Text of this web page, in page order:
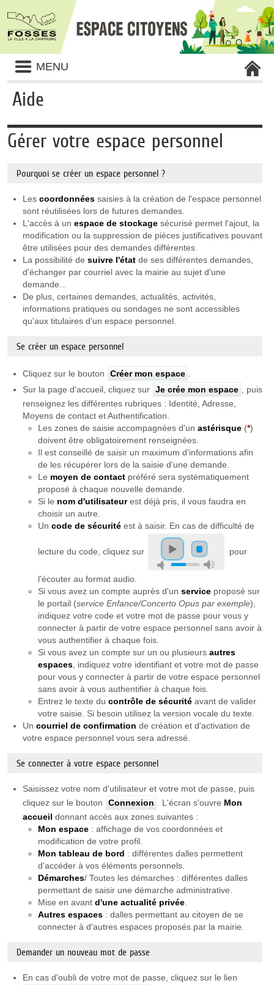
Liste
des
avertissements
MENU
Aide
Gérer votre espace personnel
Pourquoi se créer un espace personnel ?
Les coordonnéessaisies à la création de l'espace personnel
sont réutilisées lors de futures demandes.
L'accès à un espace de stockagesécurisé permet l'ajout, la
modification ou la suppression de pièces justificatives pouvant
être utilisées pour des demandes différentes.
La possibilité de suivre l'étatde ses différentes demandes,
d'échanger par courriel avec la mairie au sujet d'une
demande...
De plus, certaines demandes, actualités, activités,
informations pratiques ou sondages ne sont accessibles
qu'aux titulaires d'un espace personnel.
Se créer un espace personnel
Cliquez sur le bouton Créer mon espace
Sur la page d'accueil, cliquez sur Je crée mon espace
, puis
renseignez les différentes rubriques : Identité, Adresse,
Moyens de contact et Authentification.
Les zones de saisie accompagnées d'un astérisque(*)
doivent être obligatoirement renseignées.
Il est conseillé de saisir un maximum d'informations afin
de les récupérer lors de la saisie d'une demande.
Le moyen de contactpréféré sera systématiquement
proposé à chaque nouvelle demande.
Si le nom d'utilisateurest déjà pris, il vous faudra en
choisir un autre.
Un code de sécurité est à saisir. En cas de difficulté de
lecture du code, cliquez sur pour
l'écouter au format audio.
Si vous avez un compte auprès d'un serviceproposé sur
le portail (service Enfance/Concerto Opus par exemple),
indiquez votre code et votre mot de passe pour vous y
connecter à partir de votre espace personnel sans avoir à
vous authentifier à chaque fois.
Si vous avez un compte sur un ou plusieurs autres
espaces, indiquez votre identifiant et votre mot de passe
pour vous y connecter à partir de votre espace personnel
sans avoir à vous authentifier à chaque fois.
Entrez le texte du contrôle de sécuritéavant de valider
votre saisie. Si besoin utilisez la version vocale du texte.
Un courriel de confirmation de création et d'activation de
votre espace personnel vous sera adressé.
Se connecter à votre espace personnel
Saisissez votre nom d'utilisateur et votre mot de passe, puis
cliquez sur le bouton
Connexion . L'écran s'ouvre Mon
accueil donnant accès aux zones suivantes :
Mon espace: affichage de vos coordonnées et
modification de votre profil.
Mon tableau de bord : différentes dalles permettent
d'accéder à vos éléments personnels.
Démarches/ Toutes les démarches : différentes dalles
permettant de saisir une démarche administrative.
Mise en avant d'une actualité privée.
Autres espaces: dalles permettant au citoyen de se
connecter à d'autres espaces proposés par la mairie.
Demander un nouveau mot de passe
En cas d'oubli de votre mot de passe, cliquez sur le lien